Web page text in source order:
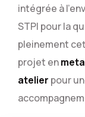
intégrée à
STPI pour la
pleinement
projet en
atelier pour